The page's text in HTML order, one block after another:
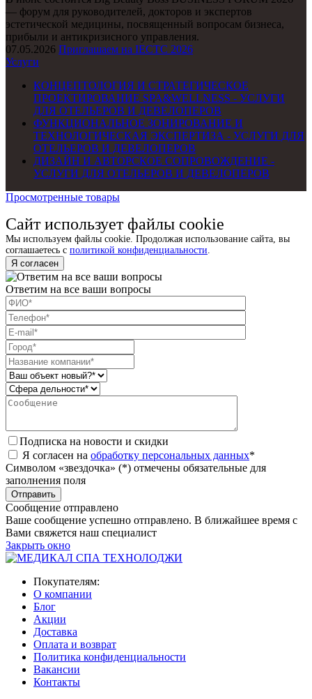
— форум для руководителей, докторов и экспертов
эстетической медицины, посвященный вопросам бизнеса,
прибыли и антикризисного управления.
07.05.2026 Приглашаем на IECTC 2026
Услуги
КОНЦЕПТОЛОГИЯ И СТРАТЕГИЧЕСКОЕ
ПРОЕКТИРОВАНИЕ SPA&WELLNESS - УСЛУГИ
ДЛЯ ОТЕЛЬЕРОВ И ДЕВЕЛОПЕРОВ
ФУНКЦИОНАЛЬНОЕ ЗОНИРОВАНИЕ И
ТЕХНОЛОГИЧЕСКАЯ ЭКСПЕРТИЗА - УСЛУГИ ДЛЯ
ОТЕЛЬЕРОВ И ДЕВЕЛОПЕРОВ
ДИЗАЙН И АВТОРСКОЕ СОПРОВОЖДЕНИЕ -
УСЛУГИ ДЛЯ ОТЕЛЬЕРОВ И ДЕВЕЛОПЕРОВ
Просмотренные товары
Сайт использует файлы cookie
Мы используем файлы cookie. Продолжая использование сайта, вы
соглашаетесь с политикой конфиденциальности.
Я согласен
Ответим на все ваши вопросы
Подписка на новости и скидки
Я согласен на обработку персональных данных*
Символом «звездочка» (*) отмечены обязательные для
заполнения поля
Сообщение отправлено
Ваше сообщение успешно отправлено. В ближайшее время с
Вами свяжется наш специалист
Закрыть окно
Покупателям:
О компании
Блог
Акции
Доставка
Оплата и возврат
Политика конфиденциальности
Вакансии
Контакты